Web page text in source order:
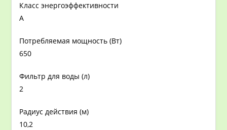
Класс энергоэффективности
A
Потребляемая мощность (Вт)
650
Фильтр для воды (л)
2
Радиус действия (м)
10,2